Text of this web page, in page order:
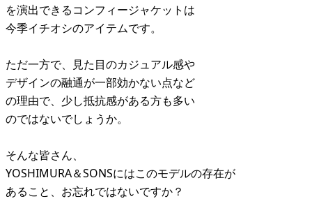
を演出できるコンフィージャケットは
今季イチオシのアイテムです。
ただ一方で、見た目のカジュアル感や
デザインの融通が一部効かない点など
の理由で、少し抵抗感がある方も多い
のではないでしょうか。
そんな皆さん、
YOSHIMURA＆SONSにはこのモデルの存在が
あること、お忘れではないですか？